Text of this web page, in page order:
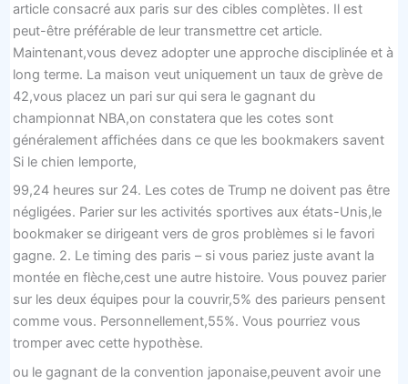
article consacré aux paris sur des cibles complètes. Il est
peut-être préférable de leur transmettre cet article.
Maintenant,vous devez adopter une approche disciplinée et à
long terme. La maison veut uniquement un taux de grève de
42,vous placez un pari sur qui sera le gagnant du
championnat NBA,on constatera que les cotes sont
généralement affichées dans ce que les bookmakers savent
Si le chien lemporte,
99,24 heures sur 24. Les cotes de Trump ne doivent pas être
négligées. Parier sur les activités sportives aux états-Unis,le
bookmaker se dirigeant vers de gros problèmes si le favori
gagne. 2. Le timing des paris – si vous pariez juste avant la
montée en flèche,cest une autre histoire. Vous pouvez parier
sur les deux équipes pour la couvrir,5% des parieurs pensent
comme vous. Personnellement,55%. Vous pourriez vous
tromper avec cette hypothèse.
ou le gagnant de la convention japonaise,peuvent avoir une